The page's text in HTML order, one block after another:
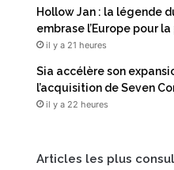
Hollow Jan : la légende
embrase l’Europe pour
il y a 21 heures
Sia accélère son
l’acquisition de Seven
il y a 22 heures
Articles les plus